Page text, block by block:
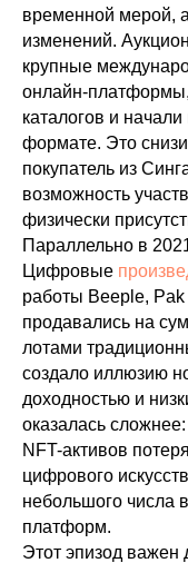
временной мерой,
изменений.
крупные
онлайн-
каталогов и
формате. Это
покупатель из
возможность
физически
Параллельно в
Цифровые
работы Beeple,
продавались на
лотами
создало иллюзию
доходностью и
оказалась
NFT-активов
цифрового
небольшого числа
платформ.
Этот эпизод важен